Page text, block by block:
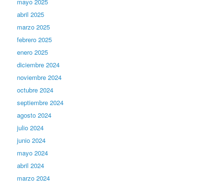
abril 2025
marzo 2025
febrero 2025
enero 2025
diciembre 2024
noviembre 2024
octubre 2024
septiembre 2024
agosto 2024
julio 2024
junio 2024
mayo 2024
abril 2024
marzo 2024